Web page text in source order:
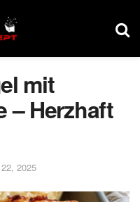
mit
– Herzhaft
2025